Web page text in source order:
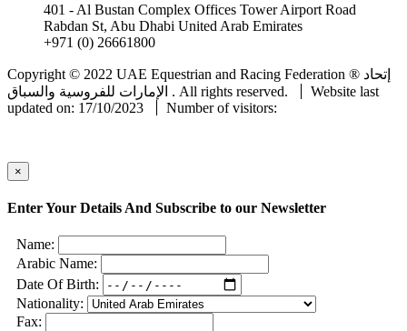
401 - Al Bustan Complex Offices Tower Airport Road
Rabdan St, Abu Dhabi United Arab Emirates
+971 (0) 26661800
Copyright © 2022 UAE Equestrian and Racing Federation ® إتحاد
الإمارات للفروسية والسباق . All rights reserved.
Website last
updated on: 17/10/2023
Number of visitors:
×
Enter Your Details And Subscribe to our Newsletter
Name:
Arabic Name:
Date Of Birth:
Nationality:
Fax: